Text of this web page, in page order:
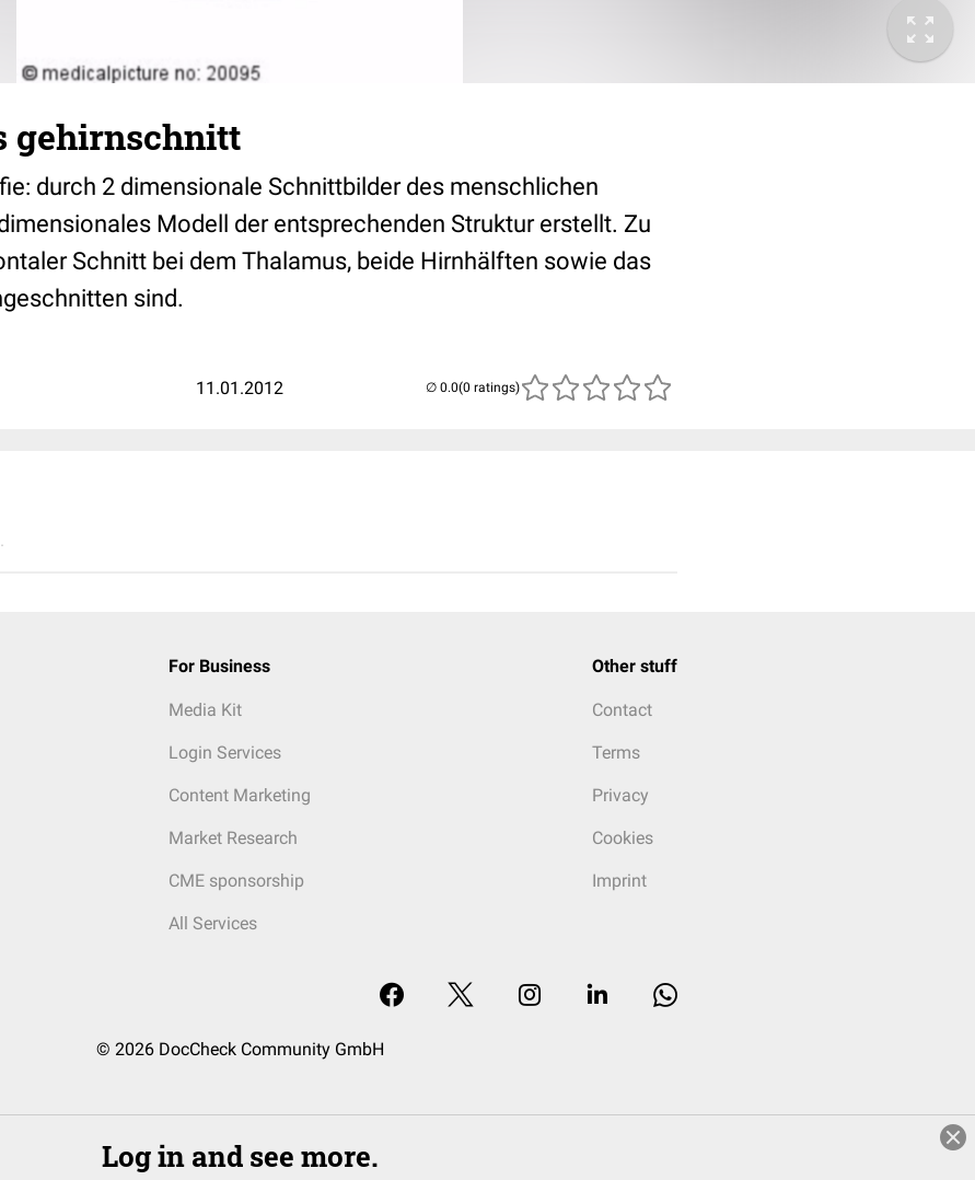
gehirnschnitt
durch 2 dimensionale Schnittbilder des menschlichen
Modell der entsprechenden Struktur erstellt. Zu
Schnitt bei dem Thalamus, beide Hirnhälften sowie das
sind.
11.01.2012 (0 ratings)
For Business
Media Kit
Login Services
Content Marketing
Market Research
CME sponsorship
All Services
Other stuff
Contact
Terms
Privacy
Cookies
Imprint
© 2026 DocCheck Community GmbH
Log in and see more.